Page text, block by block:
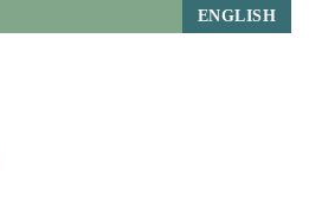
ENGLISH